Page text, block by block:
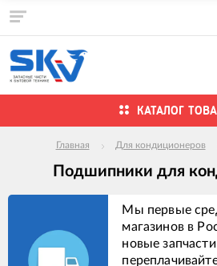
КАТАЛОГ
Главная Для кондиционеров
Подшипники для
Мы первые
магазинов в
новые